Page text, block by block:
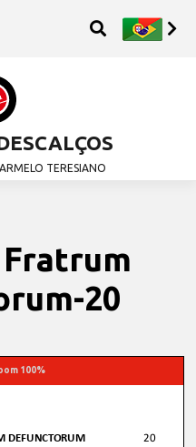
TERESIANO
20
100%